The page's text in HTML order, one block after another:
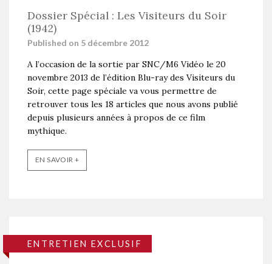
Dossier Spécial : Les Visiteurs du Soir
(1942)
Published on 5 décembre 2012
A l’occasion de la sortie par SNC/M6 Vidéo le 20
novembre 2013 de l’édition Blu-ray des Visiteurs du
Soir, cette page spéciale va vous permettre de
retrouver tous les 18 articles que nous avons publié
depuis plusieurs années à propos de ce film
mythique.
EN SAVOIR +
ENTRETIEN EXCLUSIF